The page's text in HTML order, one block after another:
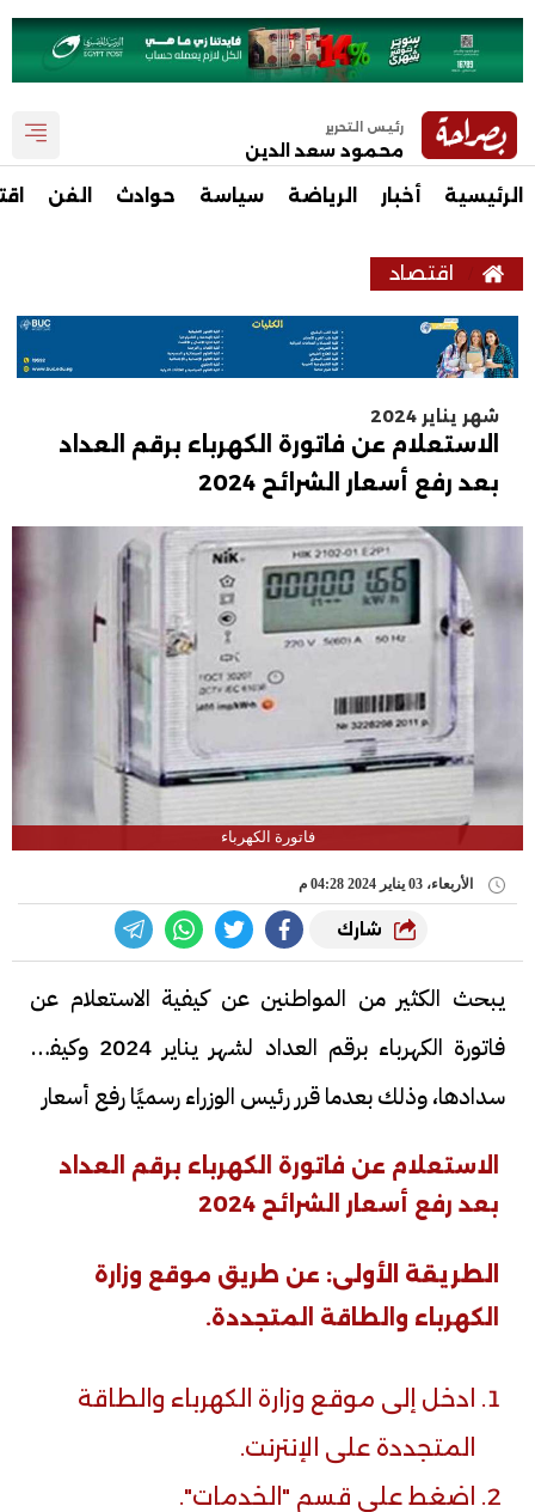
رئيس التحرير
محمود سعد الدين
الرئيسية أخبار الرياضة سياسة حوادث الفن
اقتصاد
شهر يناير 2024
الاستعلام عن فاتورة الكهرباء برقم العداد
بعد رفع أسعار الشرائح 2024
فاتورة الكهرباء
الأربعاء، 03 يناير 2024 04:28 م
شارك
يبحث الكثير من المواطنين عن كيفية الاستعلام عن
فاتورة الكهرباء برقم العداد لشهر يناير 2024 وكيفية
سدادها، وذلك بعدما قرر رئيس الوزراء رسميًا رفع أسعار
الاستعلام عن فاتورة الكهرباء برقم العداد
بعد رفع أسعار الشرائح 2024
الطريقة الأولى: عن طريق موقع وزارة
الكهرباء والطاقة المتجددة.
ادخل إلى موقع وزارة الكهرباء والطاقة
المتجددة على الإنترنت.
اضغط على قسم "الخدمات".